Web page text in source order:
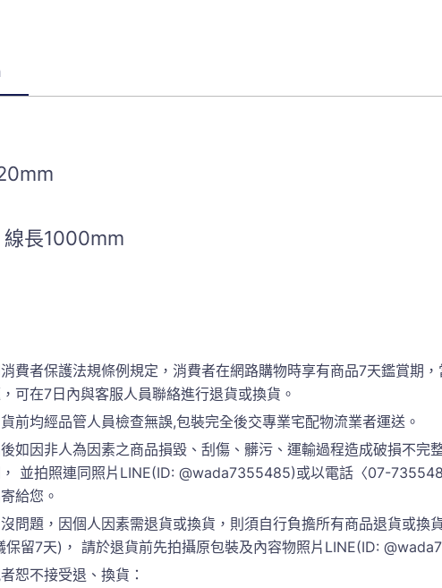
長1000mm
費者保護法規條例規定，消費者在網路購物時享有商品7天鑑賞期
可在7日內與客服人員聯絡進行退貨或換貨。
前均經品管人員檢查無誤,包裝完全後交專業宅配物流業者運送。
如因非人為因素之商品損毀、刮傷、髒污、運輸過程造成破損不
並拍照連同照片LINE(ID: @wada7355485)或以電話〈07-
給您。
問題，因個人因素需退貨或換貨，則須自行負擔所有商品退貨或
保留7天)， 請於退貨前先拍攝原包裝及內容物照片LINE(ID:
恕不接受退、換貨：